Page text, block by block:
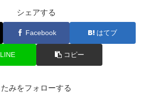
シェアする
Facebook はてブ
LINE コピー
たみをフォローする